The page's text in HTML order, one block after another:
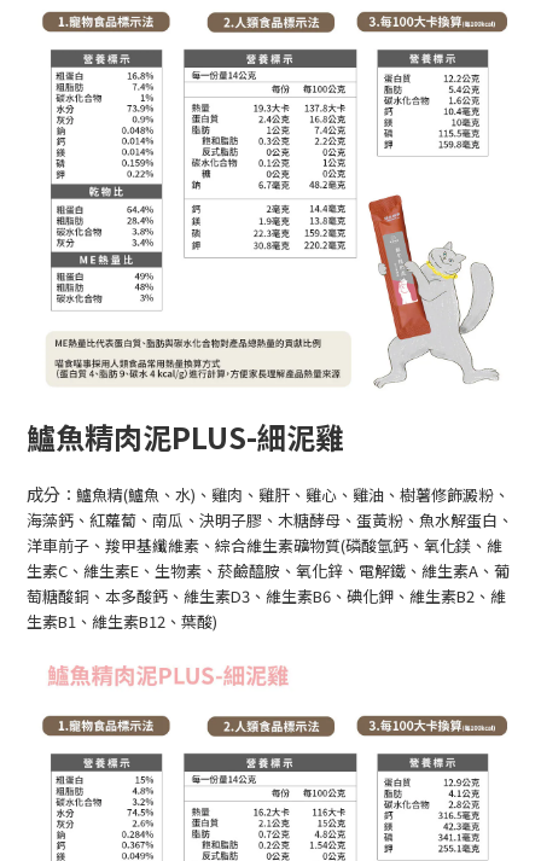
鱸魚精肉泥PLUS-細泥雞
成分 ： 鱸魚精(鱸魚、水)、雞肉、雞肝、雞心、雞油、樹薯修飾澱粉、
海藻鈣、紅蘿蔔、南瓜、決明子膠、木糖酵母、蛋黃粉、魚水解蛋白、
洋車前子、羧甲基纖維素、綜合維生素礦物質(磷酸氫鈣、氧化鎂、維
生素C、維生素E、生物素、菸鹼醯胺、氧化鋅、電解鐵、維生素A、葡
萄糖酸銅、本多酸鈣、維生素D3、維生素B6、碘化鉀、維生素B2、維
生素B1、維生素B12、葉酸)